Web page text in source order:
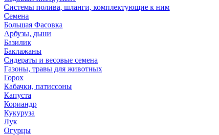
Системы полива, шланги, комплектующие к ним
Семена
Большая Фасовка
Арбузы, дыни
Базилик
Баклажаны
Сидераты и весовые семена
Газоны, травы для животных
Горох
Кабачки, патиссоны
Капуста
Кориандр
Кукуруза
Лук
Огурцы